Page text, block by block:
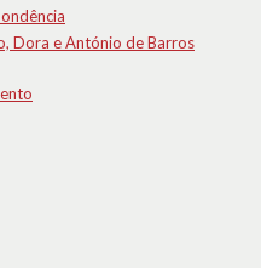
Dora e António de Barros